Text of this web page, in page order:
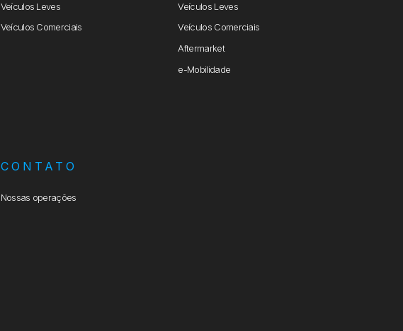
Veículos Leves
Veículos Comerciais
Veículos Leves
Veículos Comerciais
Aftermarket
e-Mobilidade
CONTATO
Nossas operações